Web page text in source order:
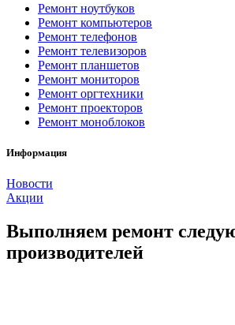
Ремонт ноутбуков
Ремонт компьютеров
Ремонт телефонов
Ремонт телевизоров
Ремонт планшетов
Ремонт мониторов
Ремонт оргтехники
Ремонт проекторов
Ремонт моноблоков
Информация
Новости
Акции
Выполняем ремонт
производителей